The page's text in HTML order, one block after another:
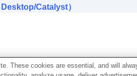
Catalyst）
These cookies are essential, and will